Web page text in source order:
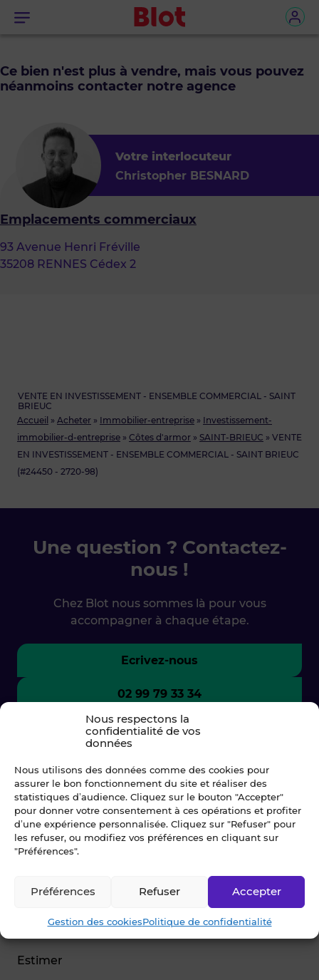
Nous respectons la
confidentialité de vos
données
Nous utilisons des données comme des cookies pour
assurer le bon fonctionnement du site et réaliser des
statistiques d’audience. Cliquez sur le bouton "Accepter"
pour donner votre consentement à ces opérations et profiter
d’une expérience personnalisée. Cliquez sur "Refuser" pour
les refuser, ou modifiez vos préférences en cliquant sur
"Préférences".
Accepter
Refuser
Préférences
Gestion des cookiesPolitique de confidentialité
Menu
Accueil » Acheter » Immobilier-entreprise » Investissement-
immobilier-d-entreprise » Côtes d'armor » SAINT-BRIEUC » VENTE
EN INVESTISSEMENT - ENSEMBLE COMMERCIAL - SAINT BRIEUC
(#24450 - 2720-98)
VENTE EN INVESTISSEMENT - ENSEMBLE COMMERCIAL - SAINT
BRIEUC
Ce bien n'est plus à vendre, mais vous pouvez
néanmoins contacter notre agence
Votre interlocuteur
Christopher BESNARD
Emplacements commerciaux
93 Avenue Henri Fréville
35208 RENNES Cédex 2
Une question ? Contactez-
nous !
Chez Blot nous sommes là pour vous
accompagner à chaque étape.
Ecrivez-nous
02 99 79 33 34
Estimer